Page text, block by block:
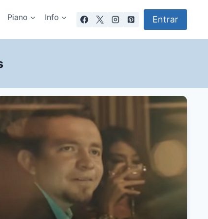
Piano Info Entrar